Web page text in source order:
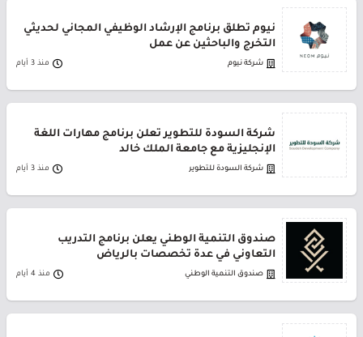
نيوم تطلق برنامج الإرشاد الوظيفي المجاني لحديثي
التخرج والباحثين عن عمل
شركة نيوم منذ 3 أيام
شركة السودة للتطوير تعلن برنامج مهارات اللغة
الإنجليزية مع جامعة الملك خالد
شركة السودة للتطوير منذ 3 أيام
صندوق التنمية الوطني يعلن برنامج التدريب
التعاوني في عدة تخصصات بالرياض
صندوق التنمية الوطني منذ 4 أيام